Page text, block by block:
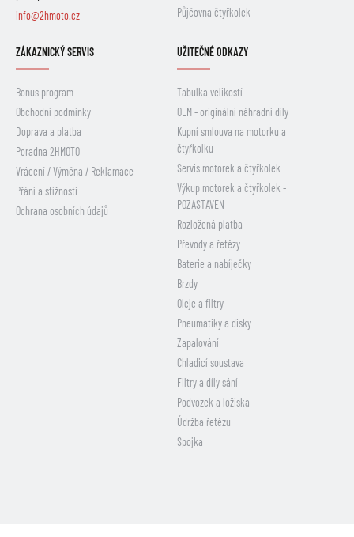
info@2hmoto.cz
Půjčovna čtyřkolek
ZÁKAZNICKÝ SERVIS
Bonus program
Obchodní podmínky
Doprava a platba
Poradna 2HMOTO
Vrácení / Výměna / Reklamace
Přání a stížnosti
Ochrana osobních údajů
UŽITEČNÉ ODKAZY
Tabulka velikostí
OEM - originální náhradní díly
Kupní smlouva na motorku a
čtyřkolku
Servis motorek a čtyřkolek
Výkup motorek a čtyřkolek -
POZASTAVEN
Rozložená platba
Převody a řetězy
Baterie a nabíječky
Brzdy
Oleje a filtry
Pneumatiky a disky
Zapalování
Chladicí soustava
Filtry a díly sání
Podvozek a ložiska
Údržba řetězu
Spojka